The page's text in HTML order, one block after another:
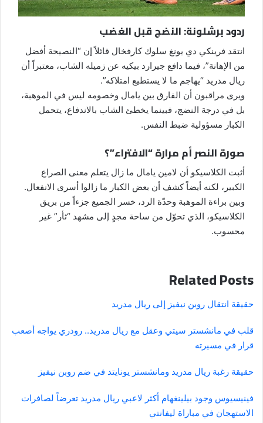
ردود برشلونة: النضج قبل الغضب
انتقد فرينكي دي يونغ سلوك كارفخال قائلاً إن “النصيحة أفضل
من الإهانة”، فيما دافع جيرارد بيكيه عن زميله الشاب، معتبراً أن
ريال مدريد “يهاجم ما لا يستطيع امتلاكه”.
ويرى مراقبون أن الفارق بين يامال وخصومه ليس في الموهبة،
بل في درجة النضج، فبينما يخطئ الشاب بالاندفاع، يتحمل
الكبار مسؤولية ضبط النفس.
صورة النصر أم مرارة “الافتراء”؟
أثبت الكلاسيكو أن لامين يامال ما زال يتعلم معنى الصراع
الكبير، لكنه أيضاً كشف أن بعض الكبار ما زالوا أسرى الانفعال.
وبين براءة الموهبة وحدّة الرد، خسر الجميع جزءاً من بريق
الكلاسيكو، الذي تحوّل من ساحة مجدٍ إلى مشهد “ثأر” غير
محسوب.
Related Posts
حقيقة انتقال روبن نيفيز إلى ريال مدريد
قلب في مانشستر سيتي وعقل مع ريال مدريد.. رودري يواجه أصعب
قرار في مسيرته
حقيقة رغبة ريال مدريد ومانشستر يونايتد في ضم روبن نيفيز
فينيسيوس وجود بيلينغهام أكثر لاعبي ريال مدريد تعرضاً لصافرات
الاستهجان في مباراة ليفانتي